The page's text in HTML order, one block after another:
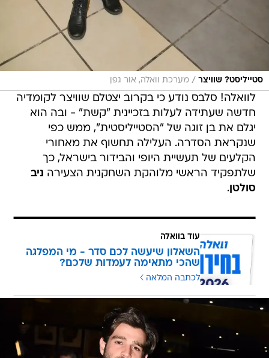
סטייליסט? שוויצר / מערכת וואלה, אור גפן
לוואלה! סלבס נודע כי בקרוב יצטלם שוויצר לקומדיה
חדשה שעתידה לעלות בזכיינית "קשת" - ובה הוא
יגלם את בן זוגה של "הסטייליסטית", ממש כפי
שנקראת הסדרה. העלילה תחשוף את מאחורי
הקלעים של תעשיית היופי והבידור בישראל, כך
שלתפקיד הראשי מלוהקת השחקנית הצעירה ניב
סולטן.
עוד בוואלה
השאלון שיעשה לכם סדר - מי המפלגה
שהכי מתאימה לעמדות שלכם?
לכתבה המלאה